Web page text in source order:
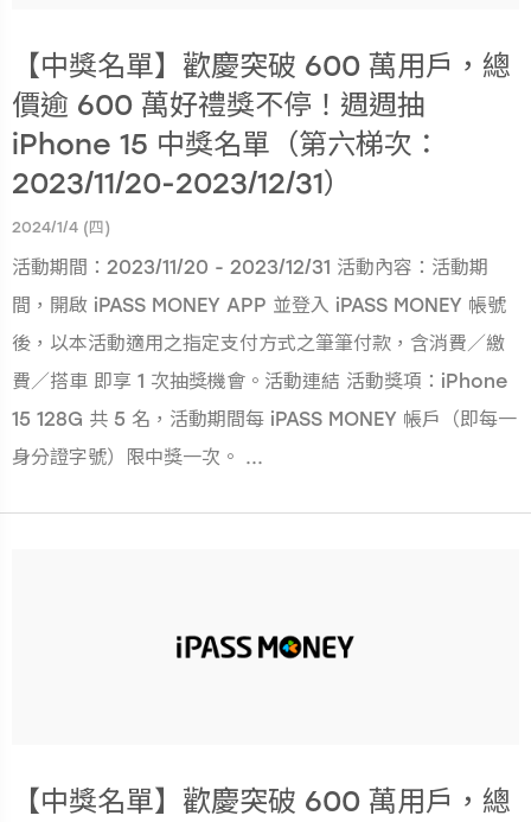
【中獎名單】歡慶突破 600 萬用戶，總
價逾 600 萬好禮獎不停！週週抽
iPhone 15 中獎名單（第六梯次：
2023/11/20-2023/12/31）
2024/1/4 (四)
活動期間：2023/11/20 - 2023/12/31 活動內容：活動期
間，開啟 iPASS MONEY APP 並登入 iPASS MONEY 帳號
後，以本活動適用之指定支付方式之筆筆付款，含消費／繳
費／搭車 即享 1 次抽獎機會。活動連結 活動獎項：iPhone
15 128G 共 5 名，活動期間每 iPASS MONEY 帳戶（即每一
身分證字號）限中獎一次。 ...
【中獎名單】歡慶突破 600 萬用戶，總